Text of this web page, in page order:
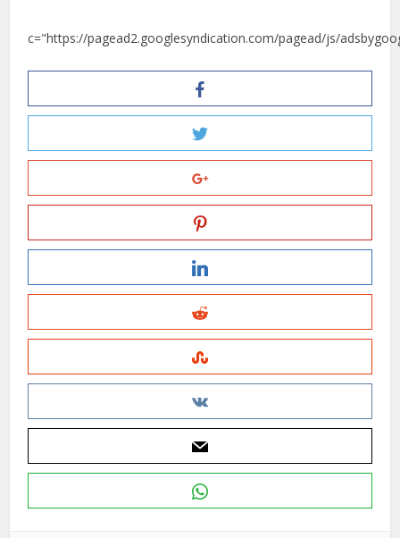
c="https://pagead2.googlesyndication.com/pagead/js/